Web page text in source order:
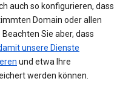
auch so konfigurieren, dass
Domain oder allen
Sie aber, dass
unsere Dienste
und etwa Ihre
werden können.